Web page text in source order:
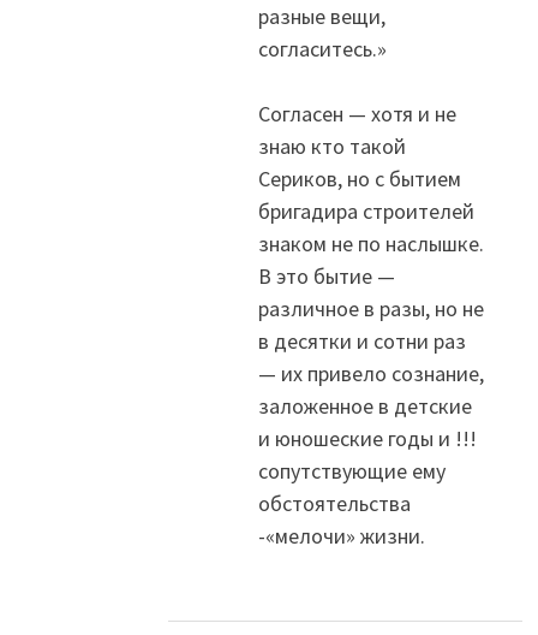
разные вещи,
согласитесь.»
Согласен — хотя и не
знаю кто такой
Сериков, но с бытием
бригадира строителей
знаком не по наслышке.
В это бытие —
различное в разы, но не
в десятки и сотни раз
— их привело сознание,
заложенное в детские
и юношеские годы и !!!
сопутствующие ему
обстоятельства
-«мелочи» жизни.